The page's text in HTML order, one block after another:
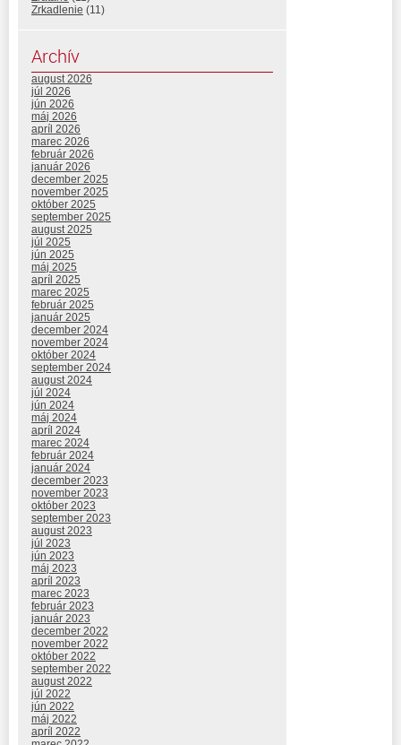
Zrkadlenie (11)
Archív
august 2026
júl 2026
jún 2026
máj 2026
apríl 2026
marec 2026
február 2026
január 2026
december 2025
november 2025
október 2025
september 2025
august 2025
júl 2025
jún 2025
máj 2025
apríl 2025
marec 2025
február 2025
január 2025
december 2024
november 2024
október 2024
september 2024
august 2024
júl 2024
jún 2024
máj 2024
apríl 2024
marec 2024
február 2024
január 2024
december 2023
november 2023
október 2023
september 2023
august 2023
júl 2023
jún 2023
máj 2023
apríl 2023
marec 2023
február 2023
január 2023
december 2022
november 2022
október 2022
september 2022
august 2022
júl 2022
jún 2022
máj 2022
apríl 2022